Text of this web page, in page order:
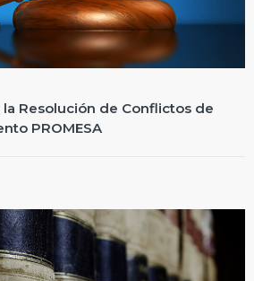
Resolución de Conflictos de
PROMESA